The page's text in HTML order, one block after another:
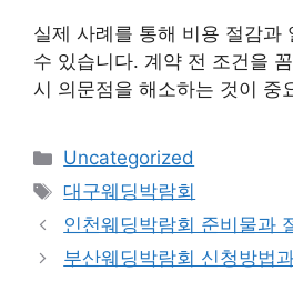
실제 사례를 통해 비용 절감과
수 있습니다. 계약 전 조건을
시 의문점을 해소하는 것이 중
Categories
Uncategorized
Tags
대구웨딩박람회
인천웨딩박람회 준비물과
부산웨딩박람회 신청방법